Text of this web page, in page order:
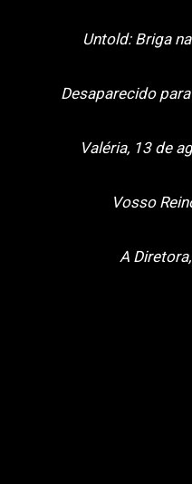
Untold: Briga
Desaparecido
Valéria, 13 de
Vosso
A